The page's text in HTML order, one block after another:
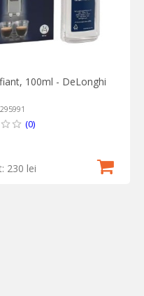
100ml - DeLonghi
(0)
230 lei